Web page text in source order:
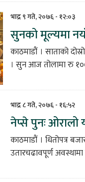
भाद्र ९ गते, २०७६ - १२:०३
सुनको मूल्यमा
काठमाडौं । साताको
। सुन आज तोलामा रु
भाद्र ८ गते, २०७६ - १६:५२
नेप्से पुनः ओरालो
काठमाडौं । धितोपत्र
उतारचढावपूर्ण